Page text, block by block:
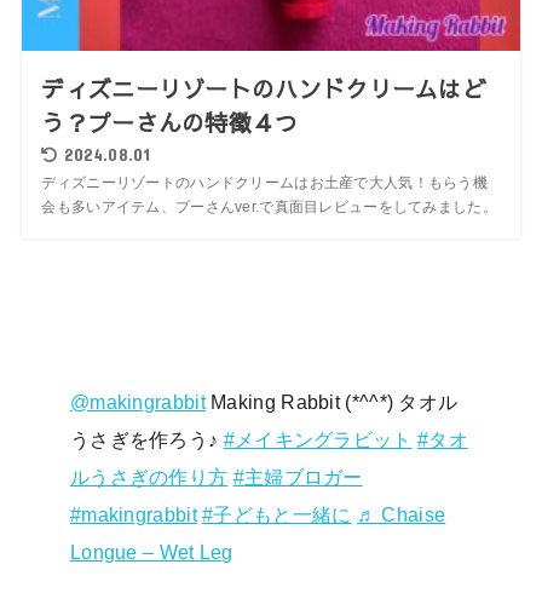
ディズニーリゾートのハンドクリームはど
う？プーさんの特徴４つ
2024.08.01
ディズニーリゾートのハンドクリームはお土産で大人気！もらう機
会も多いアイテム、プーさんver.で真面目レビューをしてみました。
@makingrabbitMaking Rabbit (*^^*) タオル
うさぎを作ろう♪ #メイキングラビット #タオ
ルうさぎの作り方 #主婦ブロガー
#makingrabbit #子どもと一緒に
♬ Chaise
Longue – Wet Leg